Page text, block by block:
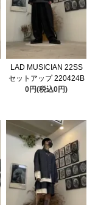
LAD MUSICIAN 22SS
セットアップ 220424B
0円(税込0円)